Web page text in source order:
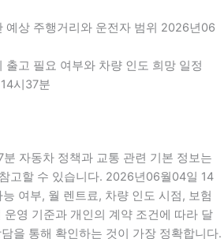
예상 주행거리와 운전자 범위 2026년06
출고 필요 여부와 차량 인도 희망 일정
시37분
자동차 정책과 교통 관련 기본 정보는
고할 수 있습니다. 2026년06월04일 14
여부, 월 렌트료, 차량 인도 시점, 보험
영 기준과 개인의 계약 조건에 따라 달
을 통해 확인하는 것이 가장 정확합니다.